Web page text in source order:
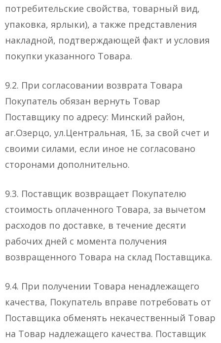
потребительские свойства, товарный вид,
упаковка, ярлыки), а также представления
накладной, подтверждающей факт и условия
покупки указанного Товара.
9.2. При согласовании возврата Товара
Покупатель обязан вернуть Товар
Поставщику по адресу: Минский район,
аг.Озерцо, ул.Центральная, 1Б, за свой счет и
своими силами, если иное не согласовано
сторонами дополнительно.
9.3. Поставщик возвращает Покупателю
стоимость оплаченного Товара, за вычетом
расходов по доставке, в течение десяти
рабочих дней с момента получения
возвращенного Товара на склад Поставщика.
9.4. При получении Товара ненадлежащего
качества, Покупатель вправе потребовать от
Поставщика обменять некачественный Товар
на Товар надлежащего качества. Поставщик